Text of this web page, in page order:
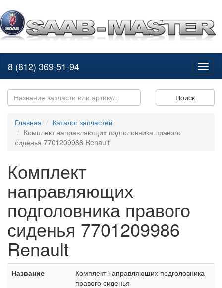
8 (812) 369-51-94
Поиск
Главная
Каталог запчастей
Комплект направляющих подголовника правого
сиденья 7701209986 Renault
Комплект
направляющих
подголовника правого
сиденья 7701209986
Renault
Название
Комплект направляющих подголовника
правого сиденья